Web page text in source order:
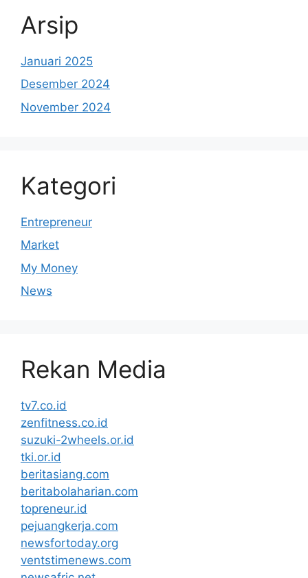
Arsip
Januari 2025
Desember 2024
November 2024
Kategori
Entrepreneur
Market
My Money
News
Rekan Media
tv7.co.id
zenfitness.co.id
suzuki-2wheels.or.id
tki.or.id
beritasiang.com
beritabolaharian.com
topreneur.id
pejuangkerja.com
newsfortoday.org
ventstimenews.com